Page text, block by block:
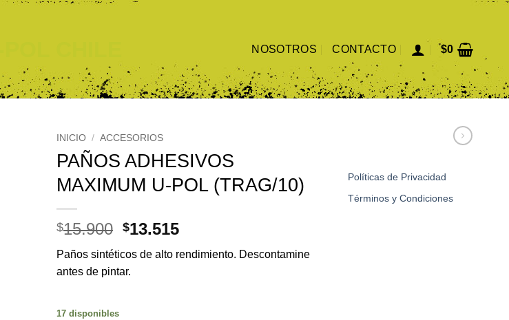
NOSOTROS CONTACTO $0
INICIO / ACCESORIOS
PAÑOS ADHESIVOS
MAXIMUM U-POL (TRAG/10)
$15.900 El
original
era:
$13.515El
actual
Paños sintéticos de alto rendimiento. Descontamine
antes de pintar.
17 disponibles
Políticas de Privacidad
Términos y Condiciones